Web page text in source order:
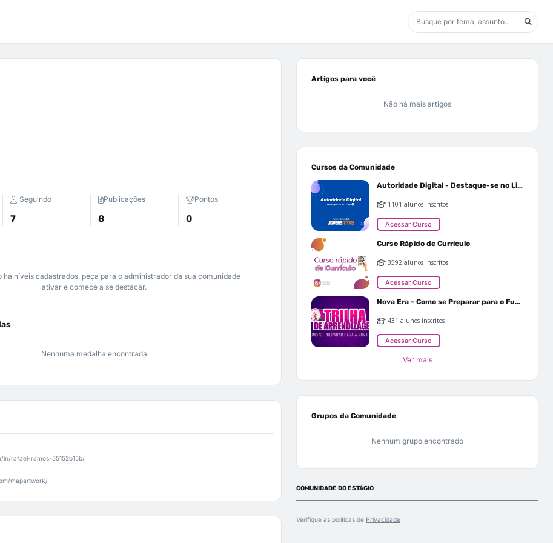
Seguindo
7
Publicações
8
Pontos
0
há níveis cadastrados, peça para o administrador da sua comunidade
ativar e comece a se destacar.
Nenhuma medalha encontrada
in/rafael-ramos-55152b15b/
mapartwork/
Artigos para você
Não há mais artigos
Cursos da Comunidade
Autoridade Digital - Destaque-se no Linkedin
1101 alunos inscritos
Acessar Curso
Curso Rápido de Currículo
3592 alunos inscritos
Acessar Curso
Nova Era - Como se Preparar para o Futuro
431 alunos inscritos
Acessar Curso
Ver mais
Grupos da Comunidade
Nenhum grupo encontrado
COMUNIDADE DO ESTÁGIO
Verifique as políticas de Privacidade